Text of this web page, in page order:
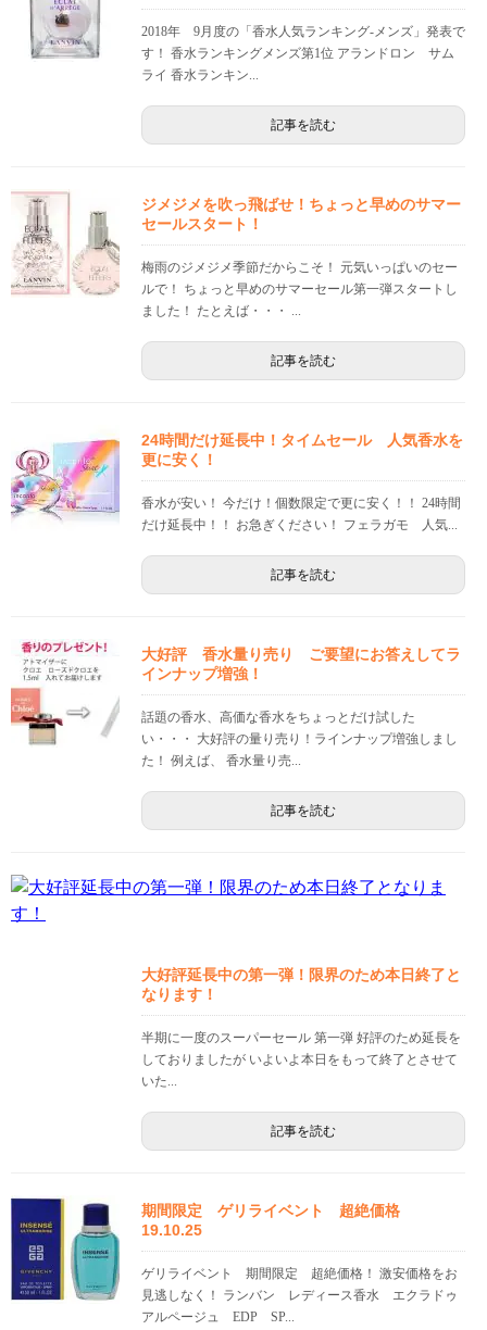
2018年 9月度の「香水人気ランキング-メンズ」発表で
す！ 香水ランキングメンズ第1位 アランドロン サム
ライ 香水ランキン...
記事を読む
ジメジメを吹っ飛ばせ！ちょっと早めのサマー
セールスタート！
梅雨のジメジメ季節だからこそ！ 元気いっぱいのセー
ルで！ ちょっと早めのサマーセール第一弾スタートし
ました！ たとえば・・・ ...
記事を読む
24時間だけ延長中！タイムセール 人気香水を
更に安く！
香水が安い！ 今だけ！個数限定で更に安く！！ 24時間
だけ延長中！！ お急ぎください！ フェラガモ 人気...
記事を読む
大好評 香水量り売り ご要望にお答えしてラ
インナップ増強！
話題の香水、高価な香水をちょっとだけ試した
い・・・ 大好評の量り売り！ラインナップ増強しまし
た！ 例えば、 香水量り売...
記事を読む
大好評延長中の第一弾！限界のため本日終了と
なります！
半期に一度のスーパーセール 第一弾 好評のため延長を
しておりましたが いよいよ本日をもって終了とさせて
いた...
記事を読む
期間限定 ゲリライベント 超絶価格
19.10.25
ゲリライベント 期間限定 超絶価格！ 激安価格をお
見逃しなく！ ランバン レディース香水 エクラドゥ
アルページュ EDP SP...